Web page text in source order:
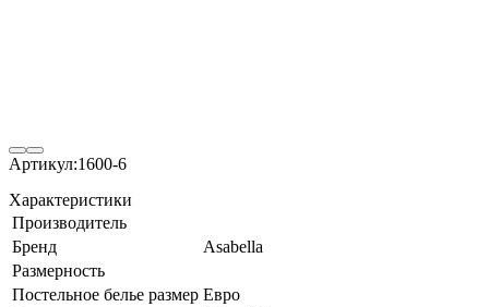
Артикул:1600-6
Характеристики
Производитель
Бренд
Asabella
Размерность
Постельное белье размер Евро